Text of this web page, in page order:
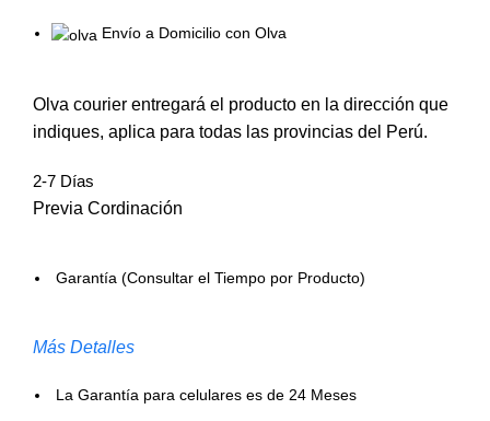
Envío a Domicilio con Olva
Olva courier entregará el producto en la dirección que
indiques, aplica para todas las provincias del Perú.
2-7 Días
Previa Cordinación
Garantía (Consultar el Tiempo por Producto)
Más Detalles
La Garantía para celulares es de 24 Meses